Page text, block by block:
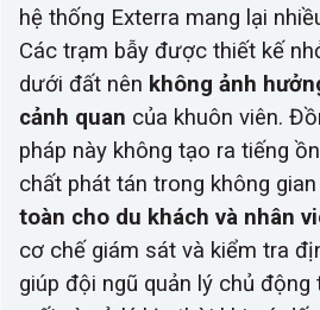
hệ thống Exterra mang lại
Các trạm bẫy được thiết kế
dưới đất nên không ảnh
cảnh quan của khuôn viên.
pháp này không tạo ra tiếng
chất phát tán trong không
toàn cho du khách và nhân
cơ chế giám sát và kiểm tra
giúp đội ngũ quản lý chủ